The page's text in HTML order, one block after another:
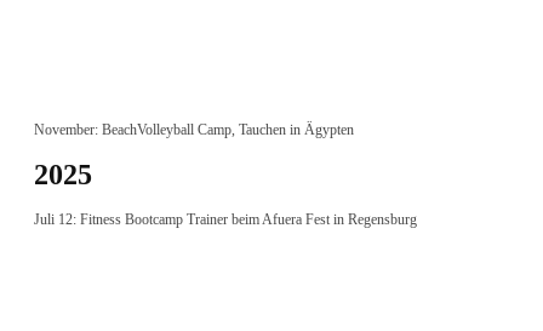
November: BeachVolleyball Camp, Tauchen in Ägypten
2025
Juli 12: Fitness Bootcamp Trainer beim Afuera Fest in Regensburg